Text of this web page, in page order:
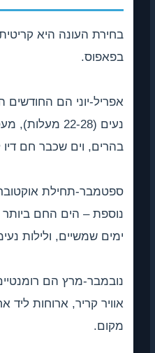
בחירת העונה היא
בפאפוס.
אפריל-יוני הם החודשים
נעים (22-28
בהרים, וים שכבר חם דיו לשחייה
ספטמבר-תחילת
ימים שמשיים, ולילות
נובמבר-מרץ הם
אוויר קריר, ארוחות ליד
מקום.